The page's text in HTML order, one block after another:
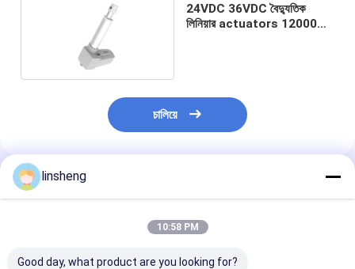
24VDC 36VDC বৈদ্যুতিক
লিনিয়ার actuators 12000N
চালিয়ে
প্রস্তাবিত পণ্য
linsheng
10:58 PM
Good day, what product are you looking for?